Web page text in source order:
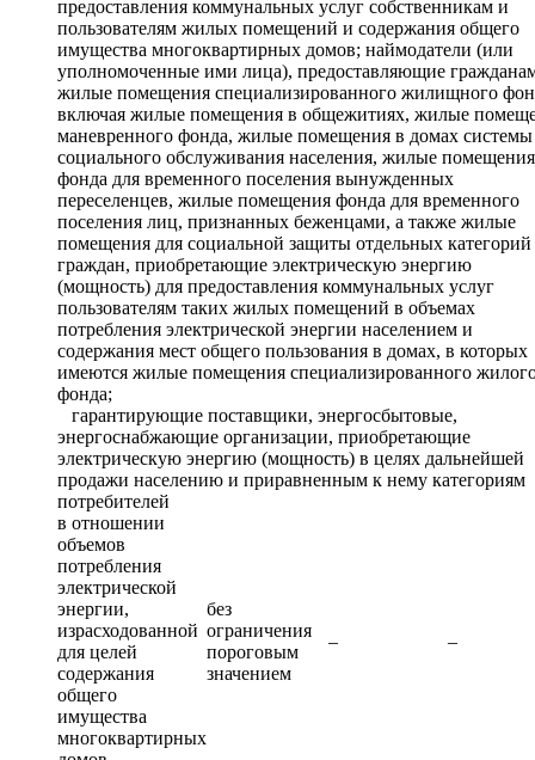
предоставления коммунальных услуг собственникам и
пользователям жилых помещений и содержания общего
имущества многоквартирных домов; наймодатели (или
уполномоченные ими лица), предоставляющие
жилые помещения специализированного жилищного
включая жилые помещения в общежитиях, жилые
маневренного фонда, жилые помещения в домах системы
социального обслуживания населения, жилые помещения
фонда для временного поселения вынужденных
переселенцев, жилые помещения фонда для временного
поселения лиц, признанных беженцами, а также жилые
помещения для социальной защиты отдельных категорий
граждан, приобретающие электрическую энергию
(мощность) для предоставления коммунальных услуг
пользователям таких жилых помещений в объемах
потребления электрической энергии населением и
содержания мест общего пользования в домах, в которых
имеются жилые помещения специализированного
фонда;
гарантирующие поставщики, энергосбытовые,
энергоснабжающие организации, приобретающие
электрическую энергию (мощность) в целях дальнейшей
продажи населению и приравненным к нему категориям
потребителей
в отношении
объемов
потребления
электрической
энергии,
израсходованной
для целей
содержания
общего
имущества
многоквартирных
без
ограничения
пороговым
значением
– –